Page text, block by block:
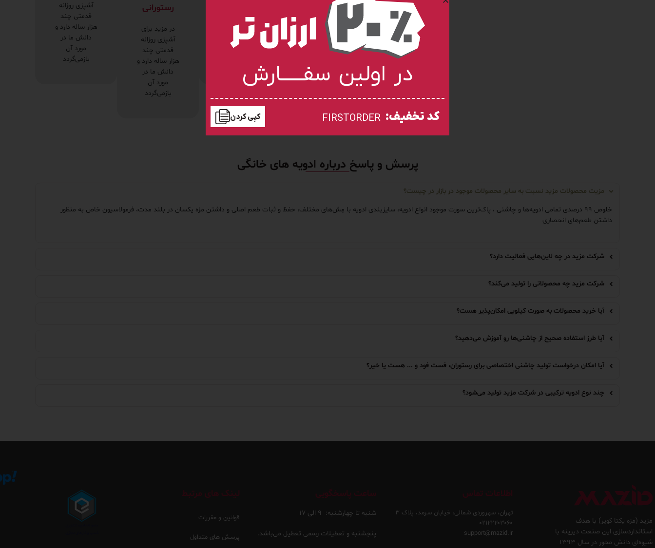
دانش ما در
مورد آن
بازمی‌گردد
رستورانی
در مزید برای
آشپزی روزانه
قدمتی چند
هزار ساله دارد و
دانش ما در
مورد آن
بازمی‌گردد
آشپزی روزانه
قدمتی چند
هزار ساله دارد و
دانش ما در
مورد آن
بازمی‌گردد
پرسش و پاسخ درباره ادویه های خانگی
مزیت محصولات مزید نسبت به سایر محصولات موجود در بازار در چیست؟
خلوص ۹۹ درصدی تمامی ادویه‌ها و چاشنی ، پاک‌ترین سورت موجود انواع ادویه، سایز‌بندی ادویه با مِش‌های مختلف، حفظ و ثبات طعم اصلی و داشتن مزه یکسان در بلند مدت، فرمولاسیون خاص به منظور
داشتن طعم‌های انحصاری
شرکت مزید در چه لاین‌هایی فعالیت دارد؟
شرکت مزید چه محصولاتی را تولید می‌کند؟
آیا خرید محصولات به صورت کیلویی امکان‌پذیر هست؟
آیا طرز استفاده صحیح از چاشنی‌ها رو آموزش می‌دهید؟
آیا امکان درخواست تولید چاشنی اختصاصی برای رستوران، فست فود و ... هست یا خیر؟
چند نوع ادویه ترکیبی در شرکت مزید تولید می‌شود؟
مزید (مزه یکتا کویر) با هدف
استانداردسازی این صنعت دیرینه با
شیوه‌ای دانش محور در سال ۱۳۹۳
اطلاعات تماس
تهران، سهروردی شمالی، خیابان سرمد، پلاک ۳
۰۲۱۲۲۲۰۳۰۶۰
support@mazid.ir
ساعت پاسخگویی
شنبه تا چهارشنبه: ۹ الی ۱۷
پنجشنبه و تعطیلات رسمی تعطیل می‌باشد.
لینک های مرتبط
قوانین و مقررات
پرسش های متداول
در اولین سفـــــارش
کد تخفیف: FIRSTORDER کپی کردن